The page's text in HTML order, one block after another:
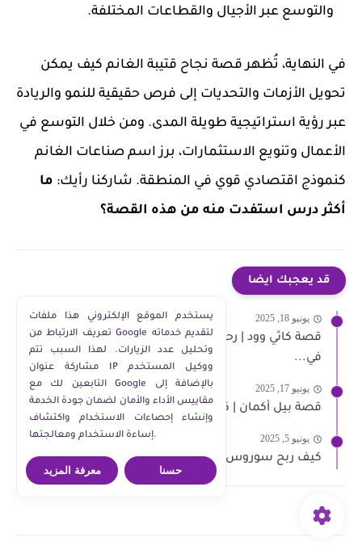
والتوسع عبر الأجيال والقطاعات المختلفة.
في النهاية، تُظهر قصة نجاح قتيبة الغانم كيف يمكن
تحويل الأزمات والتحديات إلى فرص حقيقية للنمو والريادة
عبر رؤية استراتيجية طويلة المدى. ومن خلال التوسع في
الأعمال وتنويع الاستثمارات، برز اسم صناعات الغانم
كنموذج اقتصادي قوي في المنطقة. شاركنا رأيك: ما
أكثر درس استفدت منه من هذه القصة؟
قد يعجبك ايضا
يونيو 18, 2025
قصة كاثي وود | رحلة صعود أيقونة الاستثمار التكنولوجي
في...
يونيو 17, 2025
قصة بيل أكمان | كيف أنقذ شركات كبرى وحقق مليارات...
يونيو 5, 2025
كيف ربح سوروس مليار دولار في "الأربعاء الأسود"؟
يستخدم الموقع الإلكتروني هذا ملفات
تعريف الارتباط من Google لتقديم خدماته
وتحليل عدد الزيارات. لهذا السبب تتم
مشاركة عنوان IP ووكيل المستخدم
التابعين لك مع Google بالإضافة إلى
مقاييس الأداء والأمان لضمان جودة الخدمة
وإنشاء إحصاءات الاستخدام واكتشاف
إساءة الاستخدام ومعالجتها.
معرفة المزيد حسنا